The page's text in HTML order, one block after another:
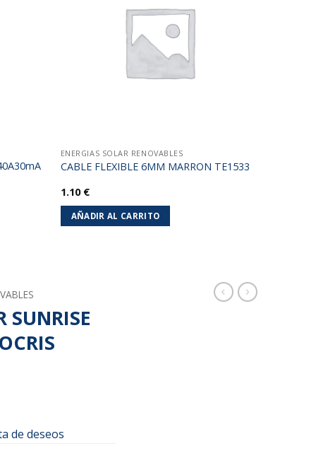
ENERGIAS SOLAR RENOVABLES
CABLE FLEXIBLE 6MM MARRON TE1533
1.10 €
AÑADIR AL CARRITO
SUNRISE
de deseos